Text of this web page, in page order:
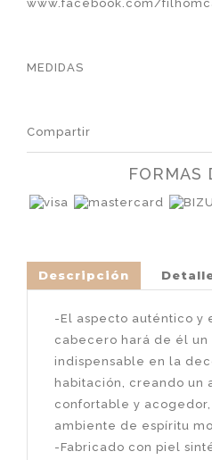
www.facebook.com/
MEDIDAS
Compartir
FORMAS
Descripción
-El aspecto auténtico y
cabecero hará de él
indispensable en la
habitación, creando un
confortable y
ambiente de espíritu
-Fabricado con piel